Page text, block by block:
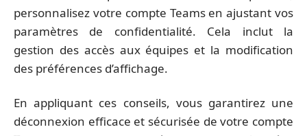
personnalisez votre compte Teams en ajustant vos
paramètres de confidentialité. Cela inclut la
gestion des accès aux équipes et la modification
des préférences d’affichage.
En appliquant ces conseils, vous garantirez une
déconnexion efficace et sécurisée de votre compte